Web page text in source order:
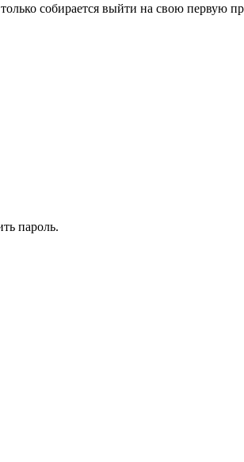
собирается выйти на свою первую
пароль.